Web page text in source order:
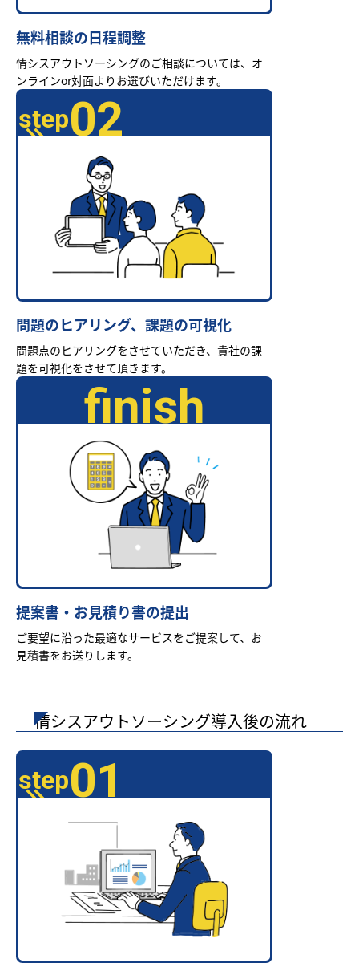
無料相談の日程調整
情シスアウトソーシングのご相談については、オ
ンラインor対面よりお選びいただけます。
step02
問題のヒアリング、課題の可視化
問題点のヒアリングをさせていただき、貴社の課
題を可視化をさせて頂きます。
finish
提案書・お見積り書の提出
ご要望に沿った最適なサービスをご提案して、お
見積書をお送りします。
情シスアウトソーシング導入後の流れ
step01